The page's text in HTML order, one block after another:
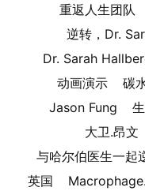
重返人生团队
逆转，Dr.
Dr. Sarah
动画演示
碳
Jason Fung
大卫.昂文
与哈尔伯医生一起
英国